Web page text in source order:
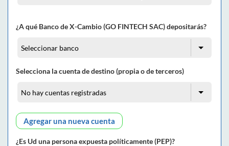
¿A qué Banco de X-Cambio (GO FINTECH SAC) depositarás?
Selecciona la cuenta de destino (propia o de terceros)
Agregar una nueva cuenta
¿Es Ud una persona expuesta políticamente (PEP)?